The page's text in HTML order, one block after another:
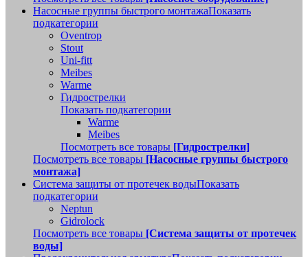
Насосные группы быстрого монтажаПоказать
подкатегории
Oventrop
Stout
Uni-fitt
Meibes
Warme
Гидрострелки
Показать подкатегории
Warme
Meibes
Посмотреть все товары [Гидрострелки]
Посмотреть все товары [Насосные группы быстрого
монтажа]
Система защиты от протечек водыПоказать
подкатегории
Neptun
Gidrolock
Посмотреть все товары [Система защиты от протечек
воды]